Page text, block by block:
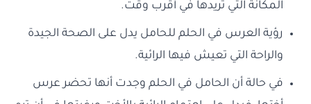
المكانة التي تريدها في أقرب وقت.
رؤية العرس في الحلم للحامل يدل على الصحة الجيدة
والراحة التي تعيش فيها الرائية.
في حالة أن الحامل في الحلم وجدت أنها تحضر عرس